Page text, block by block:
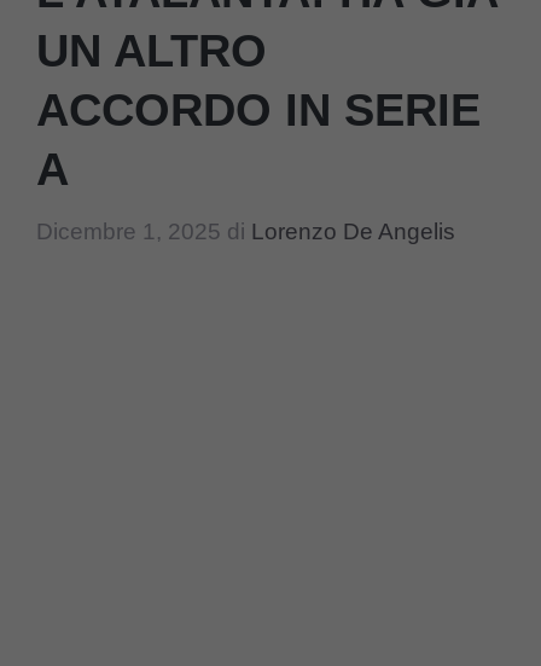
UN ALTRO
ACCORDO IN SERIE
A
Dicembre 1, 2025 di Lorenzo De Angelis